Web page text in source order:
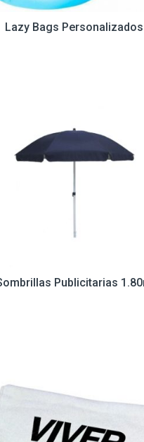
Lazy Bags Personalizados
Publicitarias